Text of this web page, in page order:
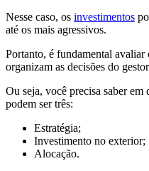
Nesse caso, os investimentos
até os mais agressivos.
Portanto, é fundamental avaliar
organizam as decisões do
Ou seja, você precisa saber em
podem ser três:
Estratégia;
Investimento no exterior;
Alocação.